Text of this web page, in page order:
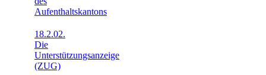
Aufenthaltskantons
18.2.02.
Die
Unterstützungsanzeige
(ZUG)